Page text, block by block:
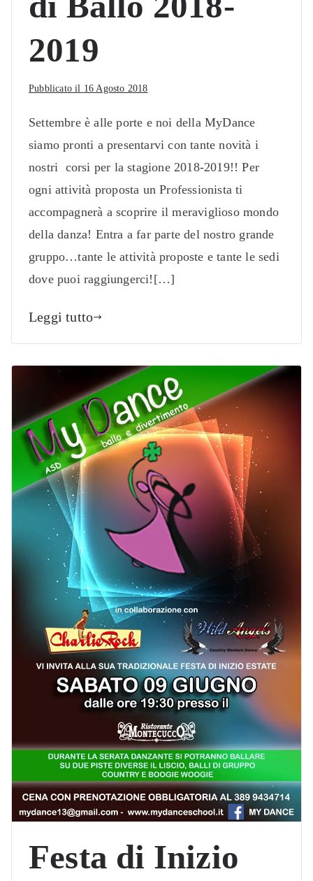
2019
Pubblicato il 16 Agosto 2018
Settembre è alle porte e noi della MyDance
siamo pronti a presentarvi con tante novità i
nostri corsi per la stagione 2018-2019!! Per
ogni attività proposta un Professionista ti
accompagnerà a scoprire il meraviglioso mondo
della danza! Entra a far parte del nostro grande
gruppo…tante le attività proposte e tante le sedi
dove puoi raggiungerci![…]
Leggi tutto
Festa di Inizio